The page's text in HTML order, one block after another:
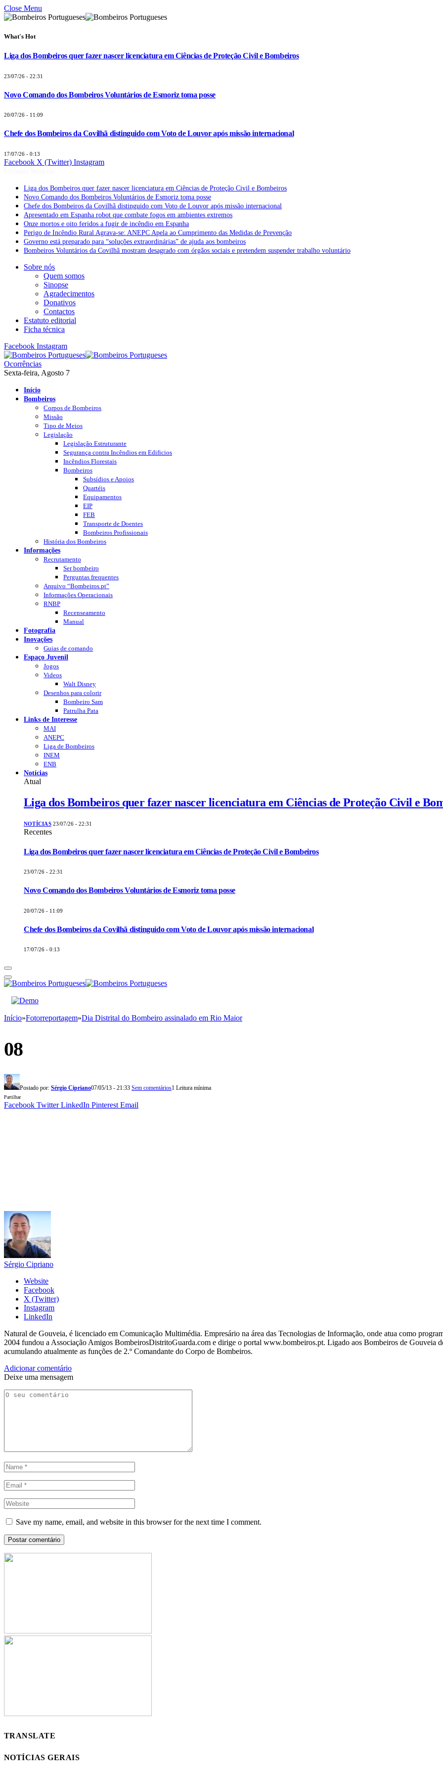
Close Menu
What's Hot
Liga dos Bombeiros quer fazer nascer licenciatura em Ciências de Proteção Civil e Bombeiros
23/07/26 - 22:31
Novo Comando dos Bombeiros Voluntários de Esmoriz toma posse
20/07/26 - 11:09
Chefe dos Bombeiros da Covilhã distinguido com Voto de Louvor após missão internacional
17/07/26 - 0:13
Facebook X (Twitter) Instagram
Liga dos Bombeiros quer fazer nascer licenciatura em Ciências de Proteção Civil e Bombeiros
Novo Comando dos Bombeiros Voluntários de Esmoriz toma posse
Chefe dos Bombeiros da Covilhã distinguido com Voto de Louvor após missão internacional
Apresentado em Espanha robot que combate fogos em ambientes extremos
Onze mortos e oito feridos a fugir de incêndio em Espanha
Perigo de Incêndio Rural Agrava-se: ANEPC Apela ao Cumprimento das Medidas de Prevenção
Governo está preparado para “soluções extraordinárias” de ajuda aos bombeiros
Bombeiros Voluntários da Covilhã mostram desagrado com órgãos sociais e pretendem suspender trabalho voluntário
Sobre nós
Quem somos
Sinopse
Agradecimentos
Donativos
Contactos
Estatuto editorial
Ficha técnica
Facebook Instagram
Ocorrências
Sexta-feira, Agosto 7
Início
Bombeiros
Corpos de Bombeiros
Missão
Tipo de Meios
Legislação
Legislação Estruturante
Segurança contra Incêndios em Edificios
Incêndios Florestais
Bombeiros
Subsídios e Apoios
Quartéis
Equipamentos
EIP
FEB
Transporte de Doentes
Bombeiros Profissionais
História dos Bombeiros
Informações
Recrutamento
Ser bombeiro
Perguntas frequentes
Arquivo “Bombeiros.pt”
Informações Operacionais
RNBP
Recenseamento
Manual
Fotografia
Inovações
Guias de comando
Espaço Juvenil
Jogos
Videos
Walt Disney
Desenhos para colorir
Bombeiro Sam
Patrulha Pata
Links de Interesse
MAI
ANEPC
Liga de Bombeiros
INEM
ENB
Notícias
Atual
Liga dos Bombeiros quer fazer nascer licenciatura em Ciências de Proteção Civil e
NOTÍCIAS 23/07/26 - 22:31
Recentes
Liga dos Bombeiros quer fazer nascer licenciatura em Ciências de Proteção Civil e Bombeiros
23/07/26 - 22:31
Novo Comando dos Bombeiros Voluntários de Esmoriz toma posse
20/07/26 - 11:09
Chefe dos Bombeiros da Covilhã distinguido com Voto de Louvor após missão internacional
17/07/26 - 0:13
Início»Fotorreportagem»Dia Distrital do Bombeiro assinalado em Rio Maior
08
Postado por: Sérgio Cipriano07/05/13 - 21:33 Sem comentários1 Leitura mínima
Partilhar
Facebook Twitter LinkedIn Pinterest Email
Sérgio Cipriano
Website
Facebook
X (Twitter)
Instagram
LinkedIn
Natural de Gouveia, é licenciado em Comunicação Multimédia. Empresário na área das Tecnologias de Informação, onde atua como
2004 fundou a Associação Amigos BombeirosDistritoGuarda.com e dirige o portal www.bombeiros.pt. Ligado aos Bombeiros de Gouveia
acumulando atualmente as funções de 2.º Comandante do Corpo de Bombeiros.
Adicionar comentário
Deixe uma mensagem
Save my name, email, and website in this browser for the next time I comment.
TRANSLATE
NOTÍCIAS GERAIS